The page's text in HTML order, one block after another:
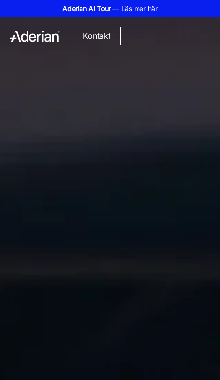
Aderian AI Tour— Läs mer här
Kontakt